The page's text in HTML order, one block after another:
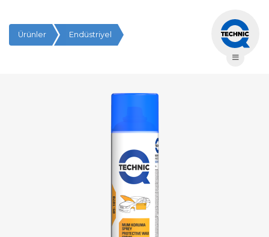
Ürünler Endüstriyel